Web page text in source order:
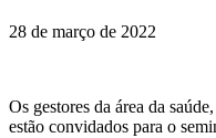
28 de março de 2022
Os gestores da área da
estão convidados para o